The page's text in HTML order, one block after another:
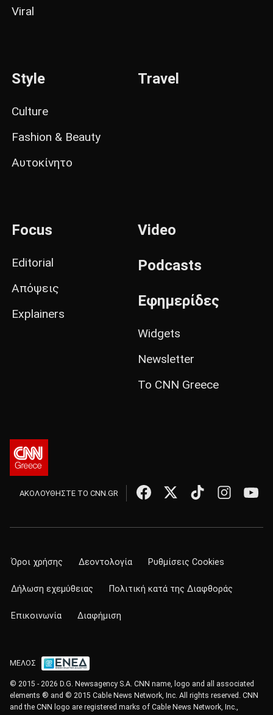
Viral
Style
Culture
Fashion & Beauty
Αυτοκίνητο
Travel
Focus
Editorial
Απόψεις
Explainers
Video
Podcasts
Εφημερίδες
Widgets
Newsletter
Το CNN Greece
ΑΚΟΛΟΥΘΗΣΤΕ ΤΟ CNN.GR
Όροι χρήσης Δεοντολογία Ρυθμίσεις Cookies
Δήλωση εχεμύθειας Πολιτική κατά της Διαφθοράς
Επικοινωνία Διαφήμιση
ΜΕΛΟΣ
© 2015 - 2026 D.G. Newsagency S.A. CNN name, logo and all associated
elements ® and © 2015 Cable News Network, Inc. All rights reserved. CNN
and the CNN logo are registered marks of Cable News Network, Inc.,